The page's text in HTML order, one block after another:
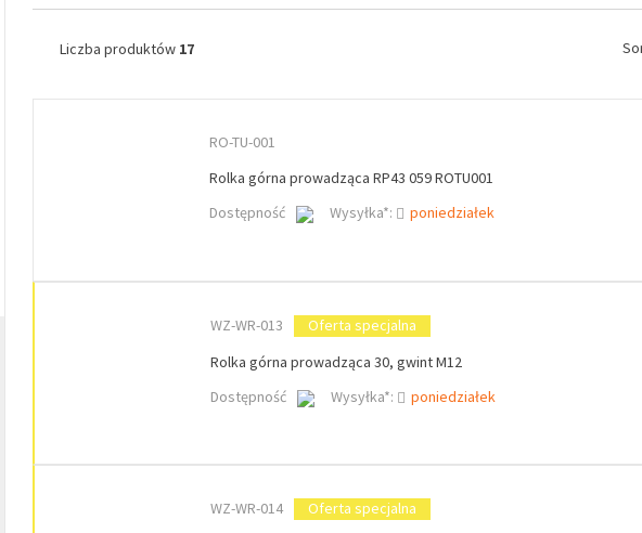
Liczba produktów 17
RO-TU-001
Rolka górna prowadząca RP43 059 ROTU001
Dostępność
Wysyłka*: poniedziałek
WZ-WR-013
Oferta specjalna
Rolka górna prowadząca 30, gwint M12
Dostępność
Wysyłka*: poniedziałek
WZ-WR-014
Oferta specjalna